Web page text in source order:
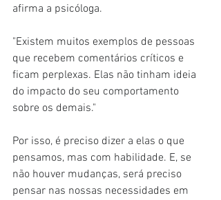
afirma a psicóloga.
"Existem muitos exemplos de pessoas
que recebem comentários críticos e
ficam perplexas. Elas não tinham ideia
do impacto do seu comportamento
sobre os demais."
Por isso, é preciso dizer a elas o que
pensamos, mas com habilidade. E, se
não houver mudanças, será preciso
pensar nas nossas necessidades em